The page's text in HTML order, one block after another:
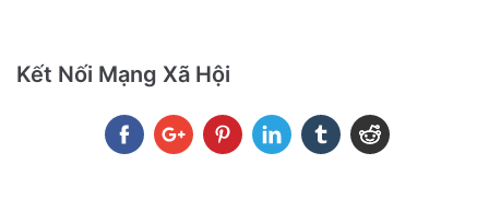
Kết Nối Mạng Xã Hội